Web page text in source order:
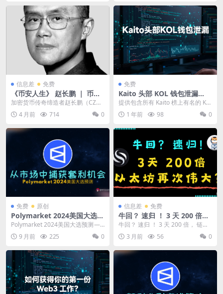
信息差 免费
《币安人生》 赵长鹏 ｜ 币安
创始人 ｜ PDF
加密货币传奇缔造者赵长鹏（CZ）
的自传式传记，揭秘全球最大交易
所创始人的波澜人生...
4 月前 714 0
免费
Kaito 头部 KOL 钱包泄漏
（粉丝 2w+以上）
提供包含所有 Kaito 榜上有名的 KO
L 钱包地址。 也许有人创建了新的
钱包...1 年前 98 0
免费 原创
Polymarket 2024美国大选预
测 — — 从$36亿交易量中捕获
套利机会
Polymarket 2024美国大选预测 —
— 如何从市场中捕获套利机会？ ...
9 月前 225 0
信息差 免费
牛回？ 速归 ！ 3 天 200 倍，
链上资金让以太坊再次伟大？
USDT 链上供应链创历史新高
！
牛回？ 速归 ！ 3 天 200 倍， 链上
资金让以太坊再次伟大？ USDT
链...3 月前 56 0